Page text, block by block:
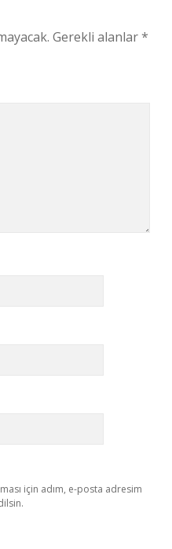
Gerekli alanlar*
için adım, e-posta adresim